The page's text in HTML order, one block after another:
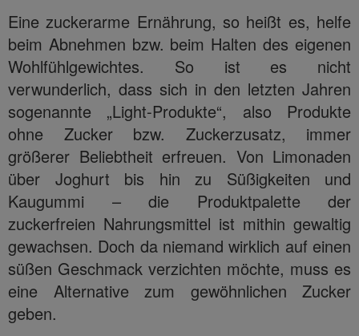
Eine zuckerarme Ernährung, so heißt es, helfe
beim Abnehmen bzw. beim Halten des eigenen
Wohlfühlgewichtes. So ist es nicht
verwunderlich, dass sich in den letzten Jahren
sogenannte „Light-Produkte“, also Produkte
ohne Zucker bzw. Zuckerzusatz, immer
größerer Beliebtheit erfreuen. Von Limonaden
über Joghurt bis hin zu Süßigkeiten und
Kaugummi – die Produktpalette der
zuckerfreien Nahrungsmittel ist mithin gewaltig
gewachsen. Doch da niemand wirklich auf einen
süßen Geschmack verzichten möchte, muss es
eine Alternative zum gewöhnlichen Zucker
geben.